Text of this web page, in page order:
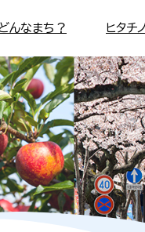
んなまち？ ヒタチ